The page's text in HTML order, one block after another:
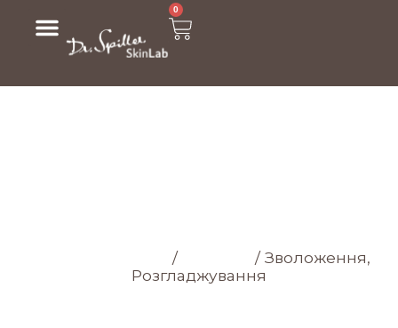
0
/ /Зволоження,
Розгладжування